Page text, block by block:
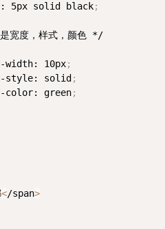
5px solid black
;
宽度，样式，颜色 */
width: 10px
;
style: solid
;
color: green
;
</span>